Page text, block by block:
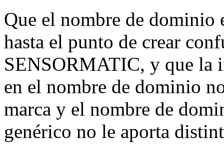
Que el nombre de dominio
hasta el punto de crear
SENSORMATIC, y que la
en el nombre de dominio
marca y el nombre de
genérico no le aporta